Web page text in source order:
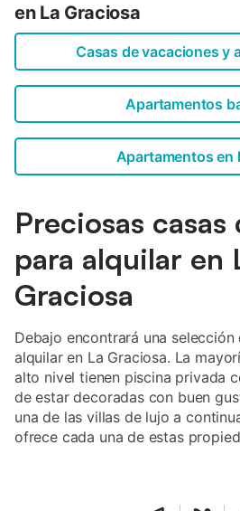
en La Graciosa
Casas de vacaciones y
Apartamentos
Apartamentos en
Preciosas casas
para alquilar en
Graciosa
Debajo encontrará una
alquilar en La Graciosa. La
alto nivel tienen piscina privada
de estar decoradas con buen
una de las villas de lujo a
ofrece cada una de estas